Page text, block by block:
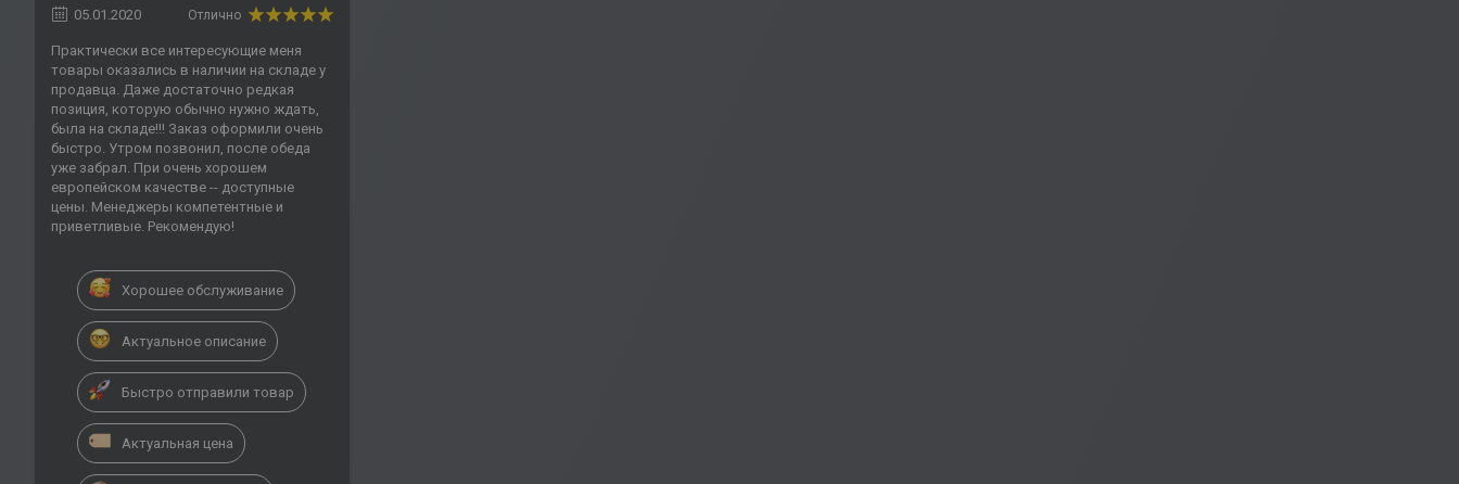
05.01.2020 Отлично
Практически все интересующие меня
товары оказались в наличии на складе у
продавца. Даже достаточно редкая
позиция, которую обычно нужно ждать,
была на складе!!! Заказ оформили очень
быстро. Утром позвонил, после обеда
уже забрал. При очень хорошем
европейском качестве -- доступные
цены. Менеджеры компетентные и
приветливые. Рекомендую!
Хорошее обслуживание
Актуальное описание
Быстро отправили товар
Актуальная цена